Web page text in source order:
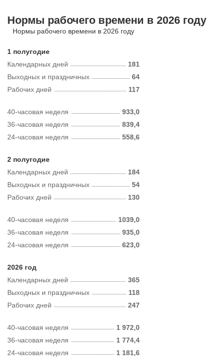
Нормы рабочего времени в 2026 году
Нормы рабочего времени в 2026 году
1 полугодие
Календарных дней
181
Рабочих дней 117
Выходных и праздничных 64
40-часовая неделя
933,0
36-часовая неделя
839,4
24-часовая неделя
558,6
2 полугодие
Календарных дней
184
Рабочих дней 130
Выходных и праздничных 54
40-часовая неделя
1039,0
36-часовая неделя
935,0
24-часовая неделя
623,0
2026 год
Календарных дней
365
Рабочих дней 247
Выходных и праздничных 118
40-часовая неделя
1 972,0
36-часовая неделя
1 774,4
24-часовая неделя
1 181,6